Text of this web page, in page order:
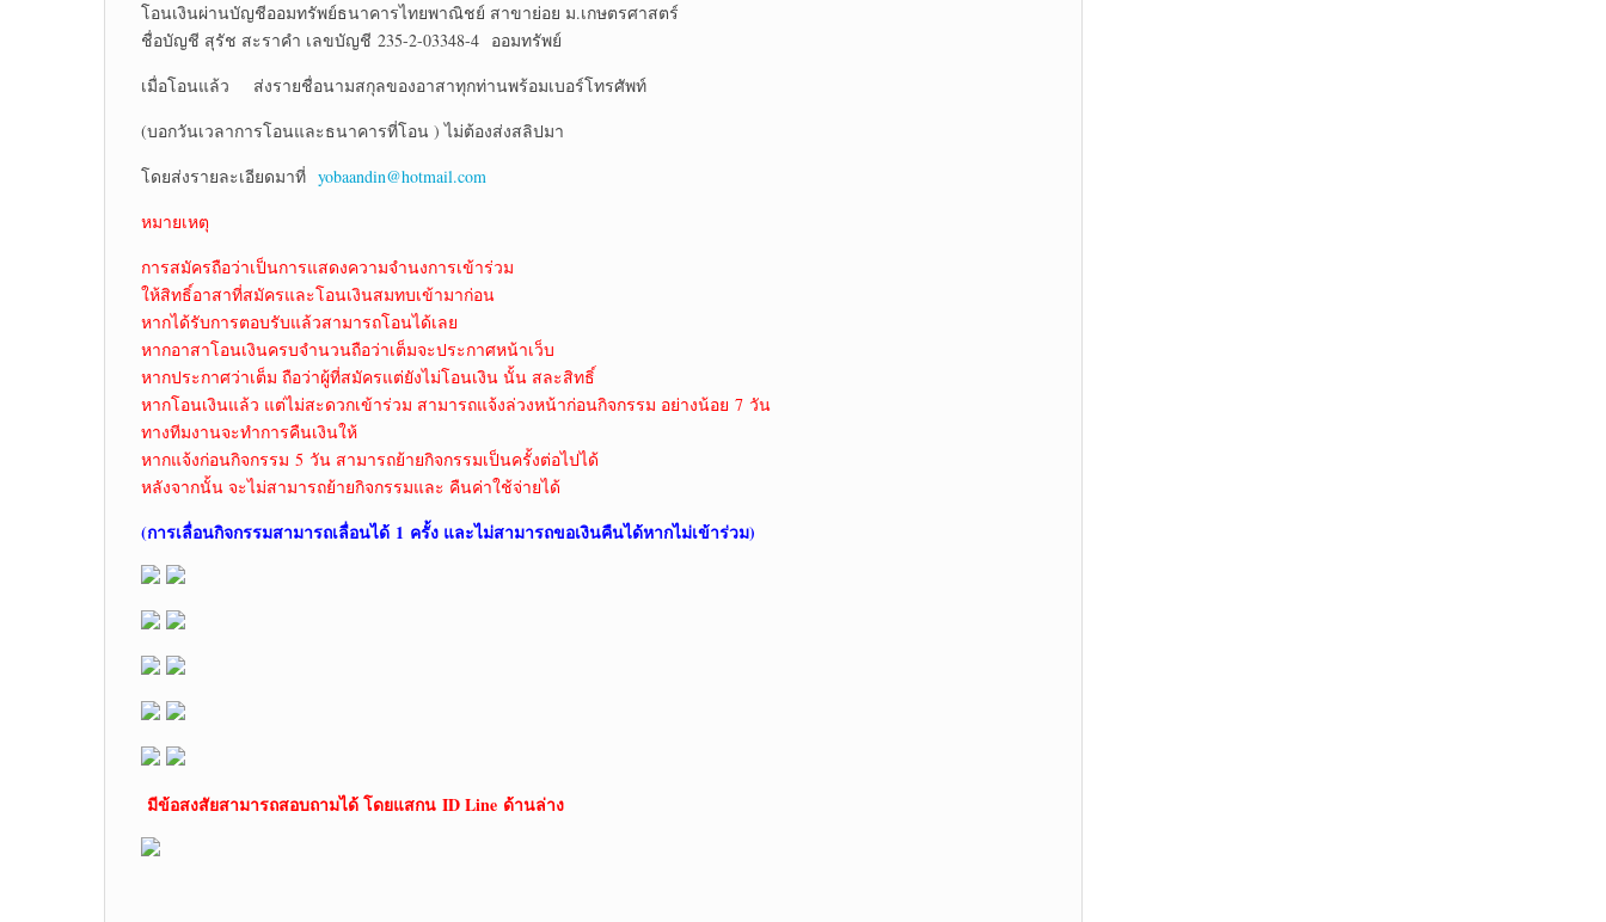
โอนเงินผ่านบัญชีออมทรัพย์ธนาคารไทยพาณิชย์ สาขาย่อย ม.เกษตรศาสตร์
ชื่อบัญชี สุรัช สะราคำ เลขบัญชี 235-2-03348-4 ออมทรัพย์
เมื่อโอนแล้ว ส่งรายชื่อนามสกุลของอาสาทุกท่านพร้อมเบอร์โทรศัพท์
(บอกวันเวลาการโอนและธนาคารที่โอน ) ไม่ต้องส่งสลิปมา
โดยส่งรายละเอียดมาที่ yobaandin@hotmail.com
หมายเหตุ
การสมัครถือว่าเป็นการแสดงความจำนงการเข้าร่วม
ให้สิทธิ์อาสาที่สมัครและโอนเงินสมทบเข้ามาก่อน
หากได้รับการตอบรับแล้วสามารถโอนได้เลย
หากอาสาโอนเงินครบจำนวนถือว่าเต็มจะประกาศหน้าเว็บ
หากประกาศว่าเต็ม ถือว่าผู้ที่สมัครแต่ยังไม่โอนเงิน นั้น สละสิทธิ์
หากโอนเงินแล้ว แต่ไม่สะดวกเข้าร่วม สามารถแจ้งล่วงหน้าก่อนกิจกรรม อย่างน้อย 7 วัน
ทางทีมงานจะทำการคืนเงินให้
หากแจ้งก่อนกิจกรรม 5 วัน สามารถย้ายกิจกรรมเป็นครั้งต่อไปได้
หลังจากนั้น จะไม่สามารถย้ายกิจกรรมและ คืนค่าใช้จ่ายได้
(การเลื่อนกิจกรรมสามารถเลื่อนได้ 1 ครั้ง และไม่สามารถขอเงินคืนได้หากไม่เข้าร่วม)
มีข้อสงสัยสามารถสอบถามได้ โดยแสกน ID Line ด้านล่าง